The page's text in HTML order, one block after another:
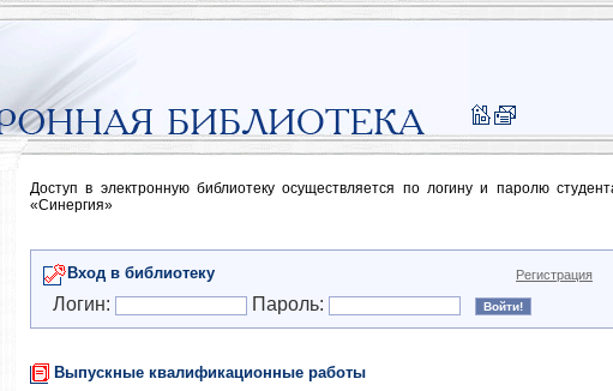
Доступ в электронную библиотеку осуществляется по логину и паролю
«Синергия»
Вход в библиотеку Регистрация
Логин: Пароль:
Выпускные квалификационные работы